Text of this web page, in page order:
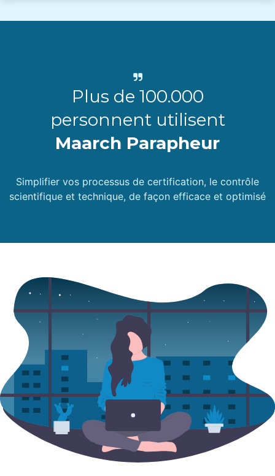
Plus de 100.000
personnent utilisent
Maarch Parapheur
Simplifier vos processus de certification, le contrôle
scientifique et technique, de façon efficace et optimisé